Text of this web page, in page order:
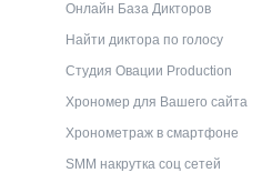
Онлайн База Дикторов
Найти диктора по голосу
Студия Овации Production
Хрономер для Вашего сайта
Хронометраж в смартфоне
SMM накрутка соц сетей